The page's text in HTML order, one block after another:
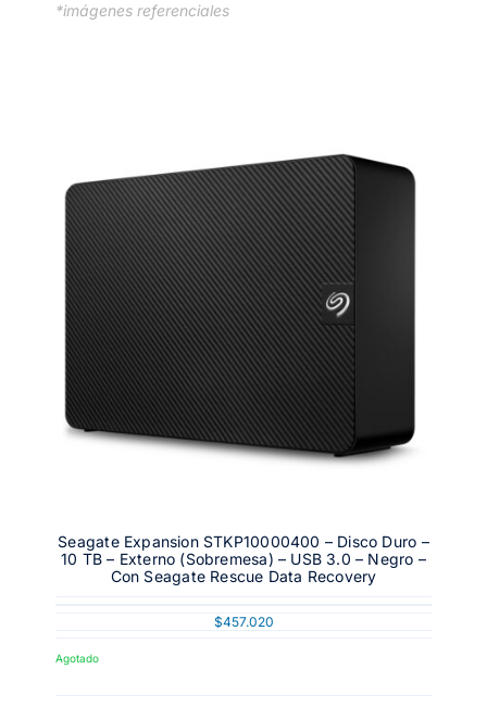
*imágenes referenciales
Seagate Expansion STKP10000400 – Disco Duro –
10 TB – Externo (sobremesa) – USB 3.0 – Negro –
Con Seagate Rescue Data Recovery
$457.020
Agotado